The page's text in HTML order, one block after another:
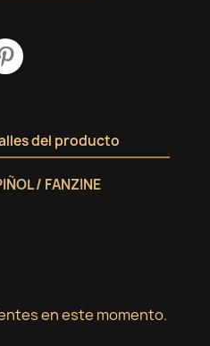
del producto
/ FANZINE
en este momento.